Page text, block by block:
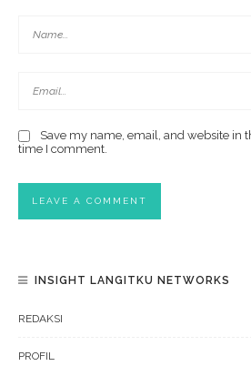
Save my name, email, and website in
time I comment.
INSIGHT LANGITKU NETWORKS
REDAKSI
PROFIL